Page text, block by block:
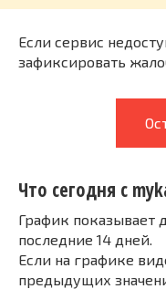
Если сервис
зафиксировать
Что сегодня с
График показывает
последние 14 дней.
Если на графике
предыдущих